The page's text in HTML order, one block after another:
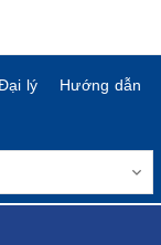
lý
Hướng dẫn